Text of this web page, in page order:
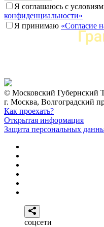
Я соглашаюсь с
конфиденциальности»
Я принимаю «Согласие
© Московский Губернский
г. Москва, Волгоградский
Как проехать?
Открытая информация
Защита персональных
соцсети